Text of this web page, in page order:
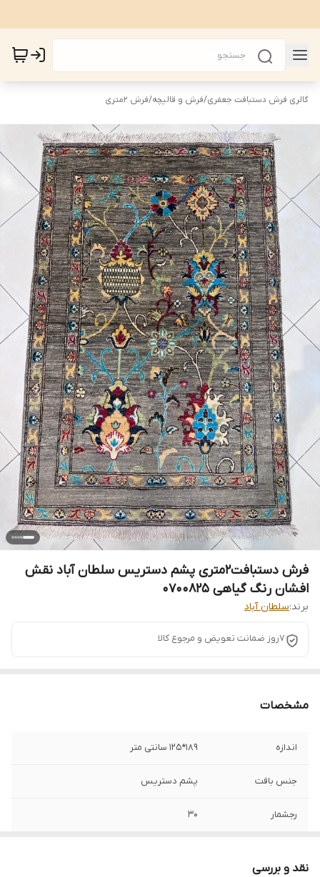
گالری فرش دستبافت جعفری/فرش و قالیچه/فرش 2متری
فرش دستبافت2متری پشم دستریس سلطان آباد نقش
افشان رنگ گیاهی 0700825
برند:سلطان آباد
7روز ضمانت تعویض و مرجوع کالا
مشخصات
اندازه 189*125 سانتی متر
جنس بافت پشم دستریس
رجشمار 30
نقد و بررسی